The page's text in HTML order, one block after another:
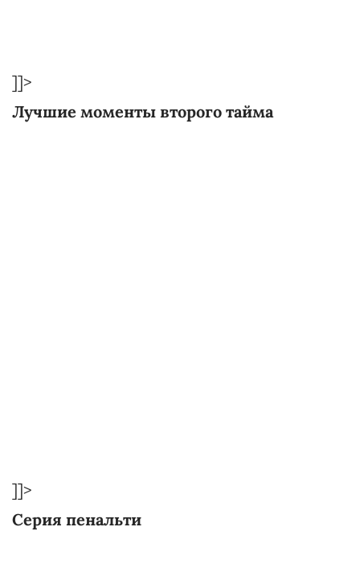
]]>
Лучшие моменты второго тайма
]]>
Серия пенальти